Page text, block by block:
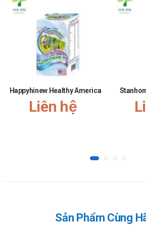
Happyhinew Healthy America
Liên hệ
Sản Phẩm Cùng